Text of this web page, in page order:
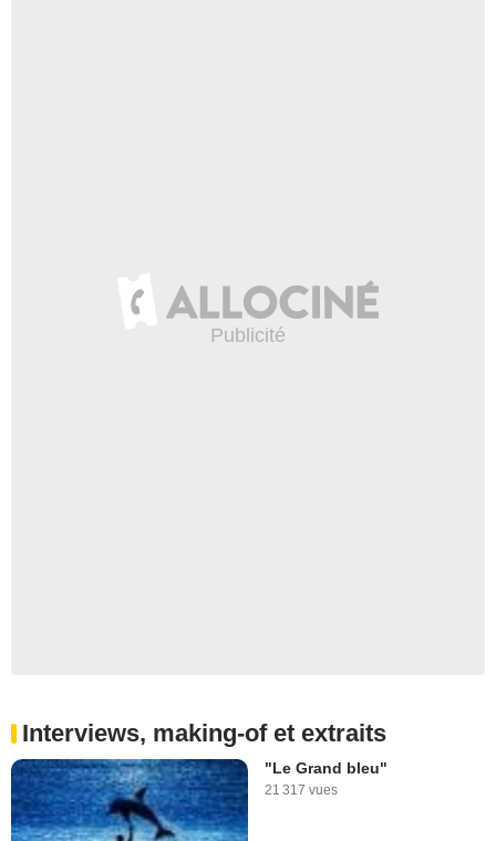
Interviews, making-of et extraits
"Le Grand bleu"
21 317 vues